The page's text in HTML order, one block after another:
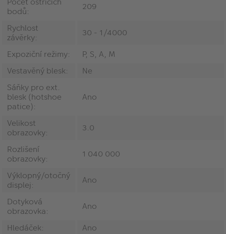
bodů:
209
Rychlost
závěrky:
30 - 1/4000
Expoziční režimy:
P, S, A, M
Vestavěný blesk:
Ne
Sáňky pro ext.
blesk (hotshoe
patice):
Ano
Velikost
obrazovky:
3.0
Rozlišení
obrazovky:
1 040 000
Výklopný/otočný
displej:
Ano
Dotyková
obrazovka:
Ano
Hledáček:
Ano